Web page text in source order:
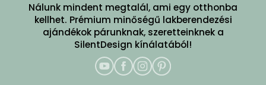
Nálunk mindent megtalál, ami egy otthonba
kellhet. Prémium minőségű lakberendezési
ajándékok párunknak, szeretteinknek a
SilentDesign kínálatából!